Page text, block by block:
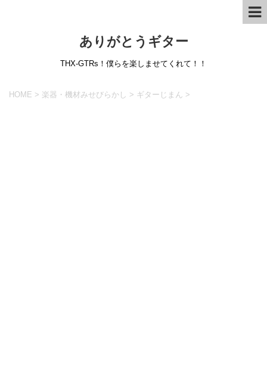
ありがとうギター
THX-GTRs！僕らを楽しませてくれて！！
HOME > 楽器・機材みせびらかし > ギターじまん >